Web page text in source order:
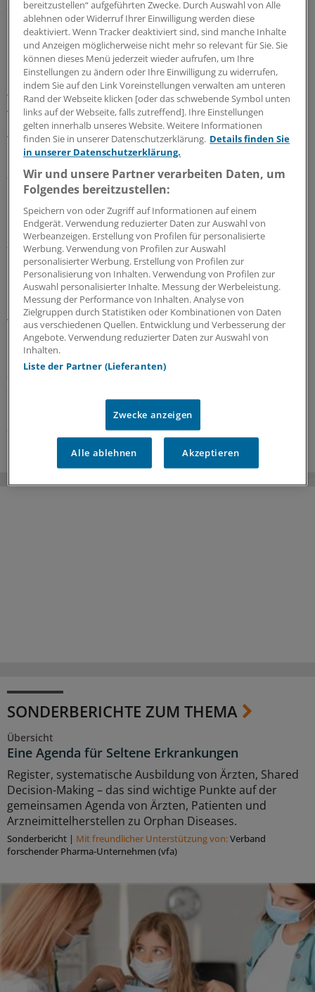
Sicherheitsnetz und sorgt fürs Wir-Gefühl im Team, sagt
Expertin Andrea Knauber.
12.07.2026
Ausgezeichnetes Netzwerk
Ärztenetz Eutin-Malente: Warum
Qualitätsindikatoren für die Zusammenarbeit so
wichtig sind
Das Ärztenetz Eutin-Malente gehört zu den
ausgezeichneten QuATRoNetzen. Thomas Schang hat
das Netz 2003 mitgegründet. Im Interview erklärt er, wie
Netzarbeit den Praxisalltag unterstützt.
Kooperation|In Kooperation mit:AOK-Bundesverband
25.06.2026
Routinedaten für Arztnetze
QuATRo: Qualität messen, Versorgung
verbessern!
Die aktuellen QuATRo-Auszeichnungen zeigen, wie
Routinedaten genutzt werden können, um in Arztnetzen
Stärken zu erkennen, Schwachstellen anzugehen und
25.06.2026
SONDERBERICHTE ZUM THEMA
Übersicht
Eine Agenda für Seltene Erkrankungen
Register, systematische Ausbildung von Ärzten, Shared
Decision-Making – das sind wichtige Punkte auf der
gemeinsamen Agenda von Ärzten, Patienten und
Arzneimittelherstellen zu Orphan Diseases.
Sonderbericht | Mit freundlicher Unterstützung von:Verband
forschender Pharma-Unternehmen (vfa)
bereitzustellen“ aufgeführten Zwecke. Durch Auswahl von Alle
ablehnen oder Widerruf Ihrer Einwilligung werden diese
deaktiviert. Wenn Tracker deaktiviert sind, sind manche Inhalte
und Anzeigen möglicherweise nicht mehr so relevant für Sie. Sie
können dieses Menü jederzeit wieder aufrufen, um Ihre
Einstellungen zu ändern oder Ihre Einwilligung zu widerrufen,
indem Sie auf den Link Voreinstellungen verwalten am unteren
Rand der Webseite klicken [oder das schwebende Symbol unten
links auf der Webseite, falls zutreffend]. Ihre Einstellungen
gelten innerhalb unseres Website. Weitere Informationen
finden Sie in unserer Datenschutzerklärung. Details finden Sie
in unserer Datenschutzerklärung.
Wir und unsere Partner verarbeiten Daten, um
Folgendes bereitzustellen:
Speichern von oder Zugriff auf Informationen auf einem
Endgerät. Verwendung reduzierter Daten zur Auswahl von
Werbeanzeigen. Erstellung von Profilen für personalisierte
Werbung. Verwendung von Profilen zur Auswahl
personalisierter Werbung. Erstellung von Profilen zur
Personalisierung von Inhalten. Verwendung von Profilen zur
Auswahl personalisierter Inhalte. Messung der Werbeleistung.
Messung der Performance von Inhalten. Analyse von
Zielgruppen durch Statistiken oder Kombinationen von Daten
aus verschiedenen Quellen. Entwicklung und Verbesserung der
Angebote. Verwendung reduzierter Daten zur Auswahl von
Inhalten.
Liste der Partner (Lieferanten)
Zwecke anzeigen
Alle ablehnen Akzeptieren